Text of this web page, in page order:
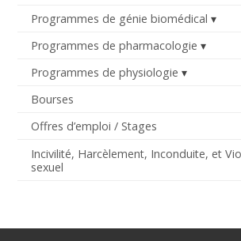
Programmes de génie biomédical
Programmes de pharmacologie
Programmes de physiologie
Bourses
Offres d’emploi / Stages
Incivilité, Harcèlement, Inconduite, et
sexuel